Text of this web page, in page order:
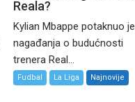
Reala?
Kylian Mbappe potaknuo je
nagađanja o budućnosti
trenera Real...
Fudbal La Liga Najnovije